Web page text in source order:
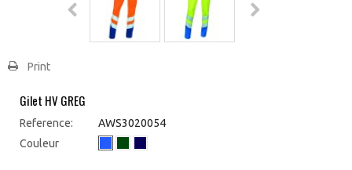
Print
Gilet HV GREG
Reference:
AWS3020054
Couleur